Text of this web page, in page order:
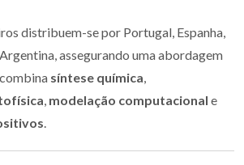
distribuem-se por Portugal, Espanha,
assegurando uma abordagem
síntese química,
, modelação computacional e
.